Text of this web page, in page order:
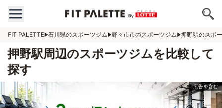
FIT PALETTE 石川県のスポーツジム 野々市市のスポーツジム 押野駅のスポ
押野駅周辺のスポーツジムを比較して
探す